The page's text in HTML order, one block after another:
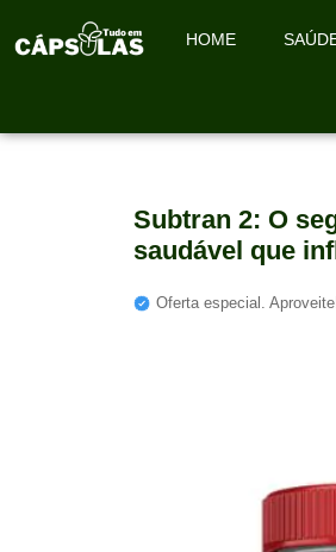
HOME
Subtran 2: O
saudável que
Oferta especial.